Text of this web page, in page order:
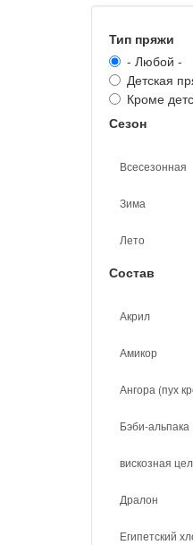
Тип пряжи
- Любой -
Детская
Кроме
Сезон
Всесезонная
Зима
Лето
Состав
Акрил
Амикор
Ангора (пух
Бэби-альпака
вискозная
Дралон
Египетский